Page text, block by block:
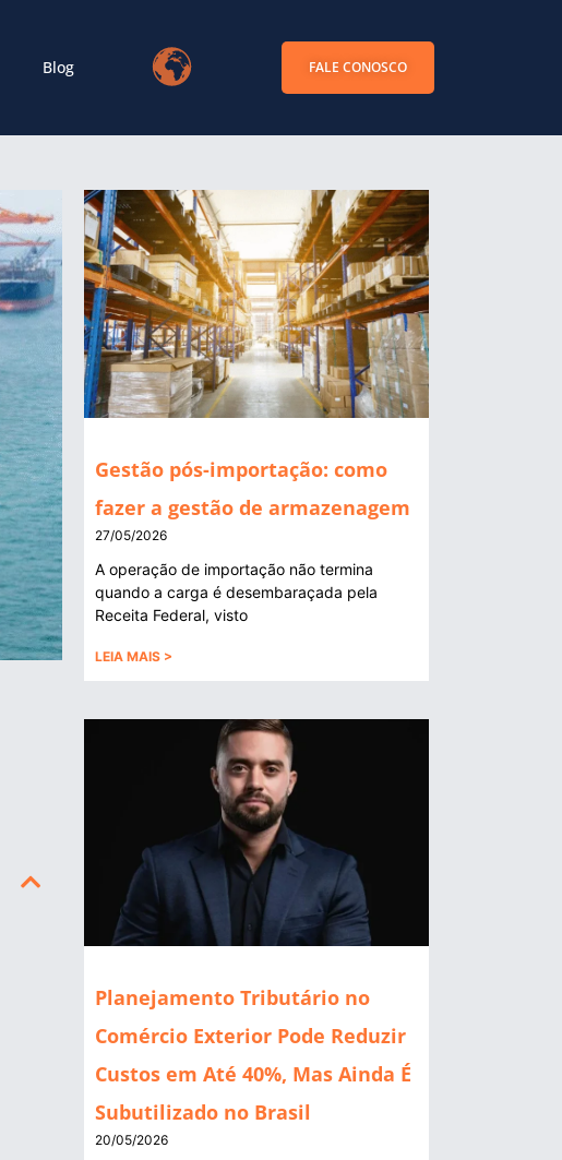
Blog FALE CONOSCO
Gestão pós-importação: como
fazer a gestão de armazenagem
27/05/2026
A operação de importação não termina
quando a carga é desembaraçada pela
Receita Federal, visto
LEIA MAIS >
Planejamento Tributário no
Comércio Exterior Pode Reduzir
Custos em Até 40%, Mas Ainda É
Subutilizado no Brasil
20/05/2026